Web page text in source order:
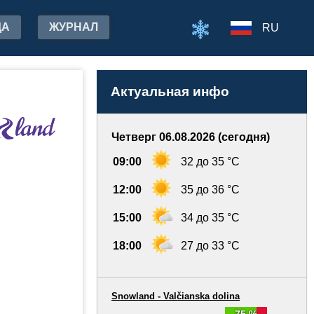
ЖУРНАЛ RU
Актуальная инфо
Четверг 06.08.2026 (сегодня)
09:00 32 до 35 °C
12:00 35 до 36 °C
15:00 34 до 35 °C
18:00 27 до 33 °C
Snowland - Valčianska dolina